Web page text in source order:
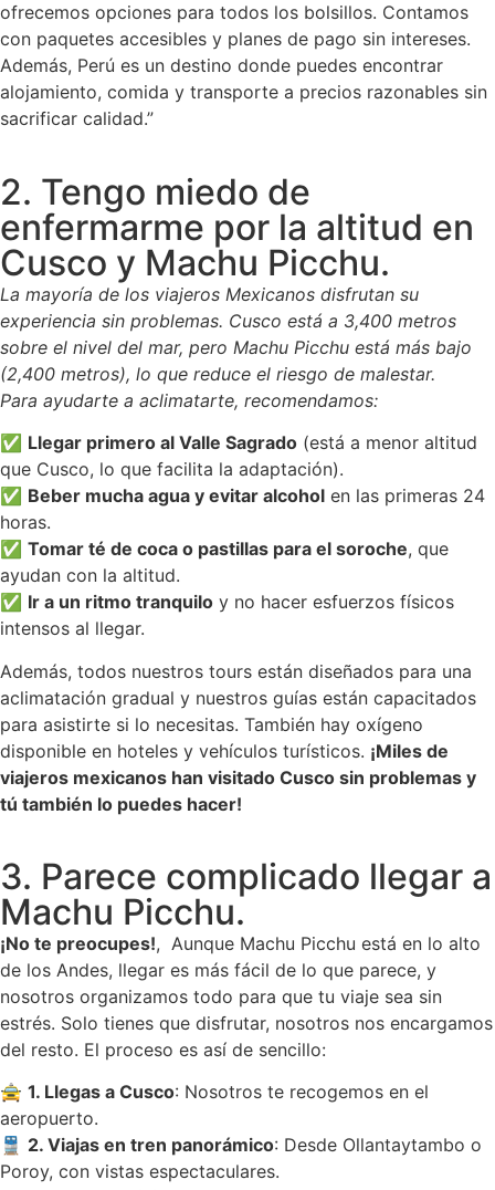
ofrecemos opciones para todos los bolsillos. Contamos
con paquetes accesibles y planes de pago sin intereses.
Además, Perú es un destino donde puedes encontrar
alojamiento, comida y transporte a precios razonables sin
sacrificar calidad.”
2. Tengo miedo de
enfermarme por la altitud en
Cusco y Machu Picchu.
La mayoría de los viajeros Mexicanos disfrutan su
experiencia sin problemas. Cusco está a 3,400 metros
sobre el nivel del mar, pero Machu Picchu está más bajo
(2,400 metros), lo que reduce el riesgo de malestar.
Para ayudarte a aclimatarte, recomendamos:
✅ Llegar primero al Valle Sagrado (está a menor altitud
que Cusco, lo que facilita la adaptación).
✅ Beber mucha agua y evitar alcohol en las primeras 24
horas.
✅ Tomar té de coca o pastillas para el soroche, que
ayudan con la altitud.
✅ Ir a un ritmo tranquilo y no hacer esfuerzos físicos
intensos al llegar.
Además, todos nuestros tours están diseñados para una
aclimatación gradual y nuestros guías están capacitados
para asistirte si lo necesitas. También hay oxígeno
disponible en hoteles y vehículos turísticos. ¡Miles de
viajeros mexicanos han visitado Cusco sin problemas y
tú también lo puedes hacer!
3. Parece complicado llegar a
Machu Picchu.
¡No te preocupes!, Aunque Machu Picchu está en lo alto
de los Andes, llegar es más fácil de lo que parece, y
nosotros organizamos todo para que tu viaje sea sin
estrés. Solo tienes que disfrutar, nosotros nos encargamos
del resto. El proceso es así de sencillo:
🚖 1. Llegas a Cusco: Nosotros te recogemos en el
aeropuerto.
🚆 2. Viajas en tren panorámico: Desde Ollantaytambo o
Poroy, con vistas espectaculares.